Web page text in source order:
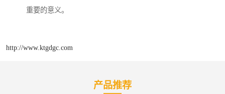
重要的意义。
http://www.ktgdgc.com
产品推荐